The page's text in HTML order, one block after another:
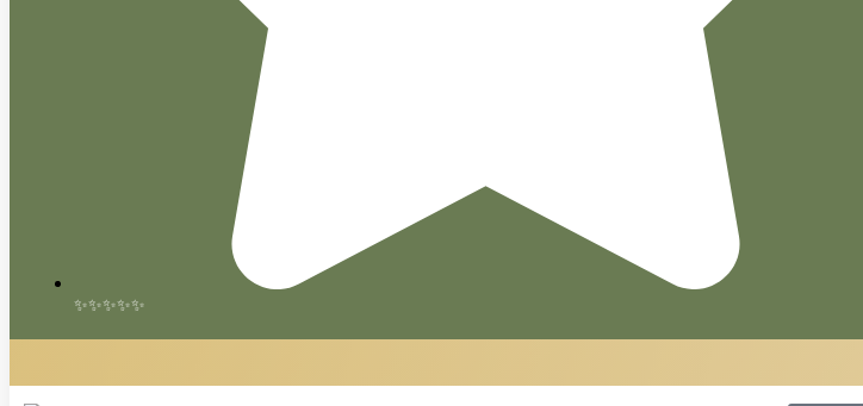
✨✨✨✨✨